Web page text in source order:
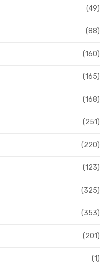
(49)
(88)
(160)
(165)
(168)
(251)
(220)
(123)
(325)
(353)
(201)
(1)